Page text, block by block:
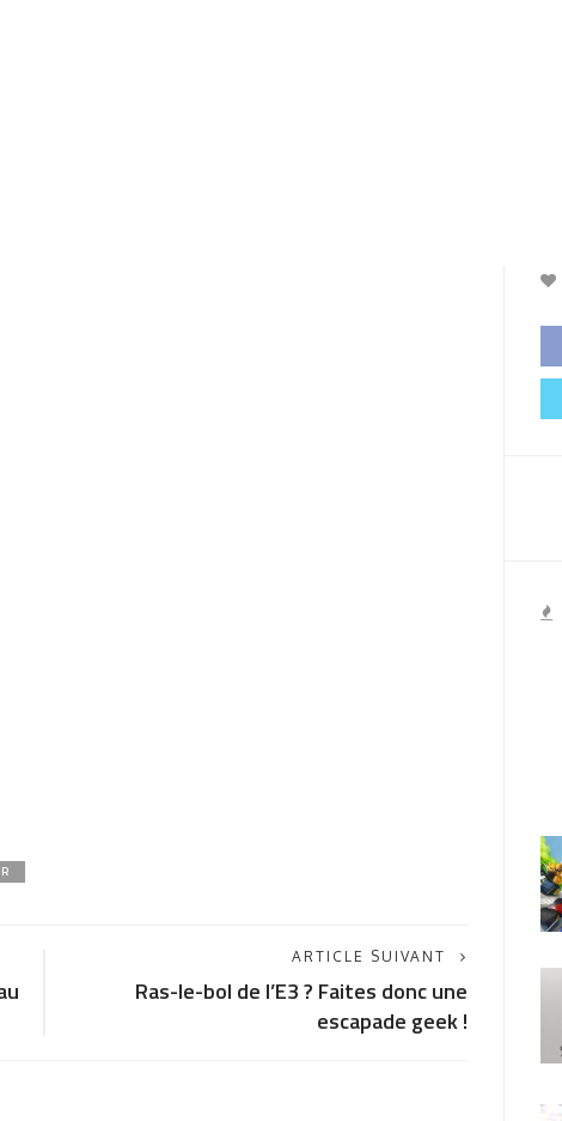
ARTICLE SUIVANT
Ras-le-bol de l’E3 ? Faites donc une
escapade geek !